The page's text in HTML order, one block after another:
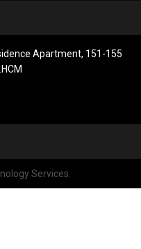
Apartment, 151-155
Services.